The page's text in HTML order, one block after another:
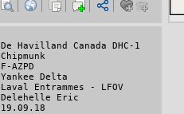
De Havilland Canada DHC-1
Chipmunk
F-AZPD
Yankee Delta
Laval Entrammes - LFOV
Delehelle Eric
19.09.18